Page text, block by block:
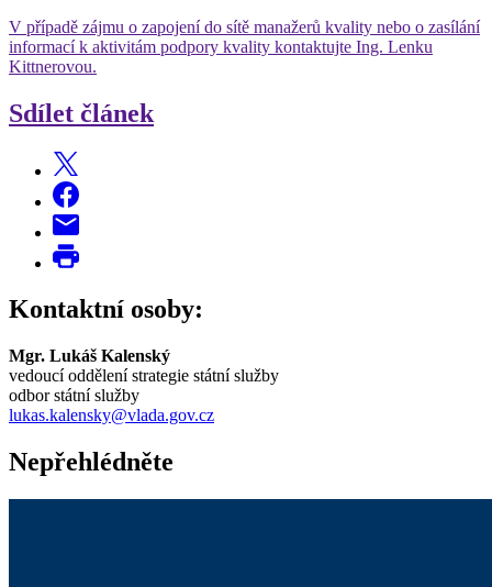
V případě zájmu o zapojení do sítě manažerů kvality nebo o zasílání
informací k aktivitám podpory kvality kontaktujte Ing. Lenku
Kittnerovou.
Sdílet článek
Kontaktní osoby:
Mgr. Lukáš Kalenský
vedoucí oddělení strategie státní služby
odbor státní služby
lukas.kalensky@vlada.gov.cz
Nepřehlédněte